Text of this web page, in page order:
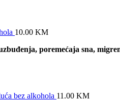
10.00 KM
poremećaja sna,
bez alkohola 11.00 KM